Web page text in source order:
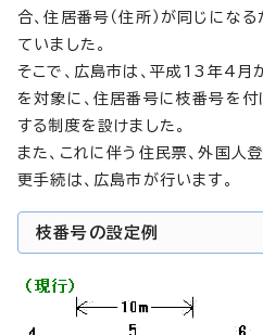
合、住居番号（住所）が同じにな
ていました。
そこで、広島市は、平成13年4月
を対象に、住居番号に枝番号を
する制度を設けました。
また、これに伴う住民票、外国人
更手続は、広島市が行います。
枝番号の設定例